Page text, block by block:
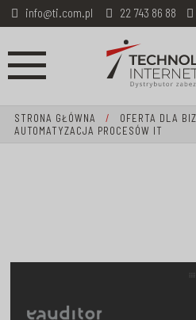
info@ti.com.pl 22 743 86 88
STRONA GŁÓWNA / OFERTA DLA
AUTOMATYZACJA PROCESÓW IT